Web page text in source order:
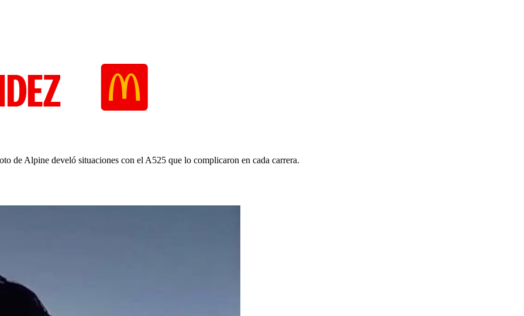
de Alpine develó situaciones con el A525 que lo complicaron en cada carrera.